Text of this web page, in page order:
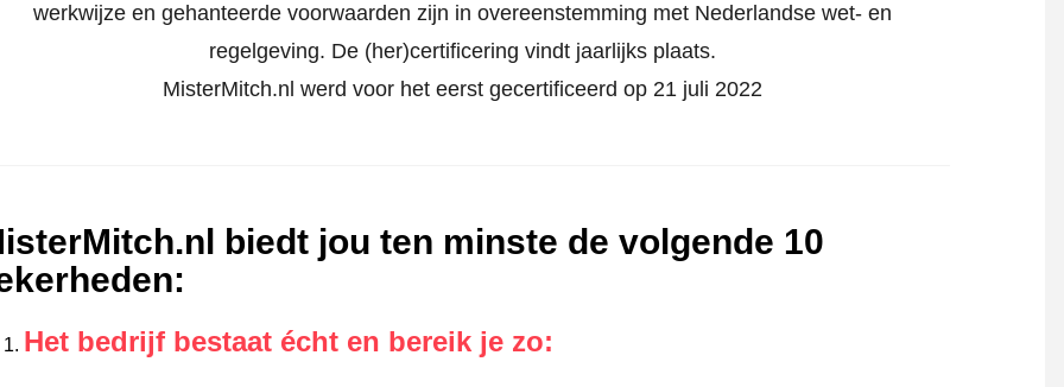
werkwijze en gehanteerde voorwaarden zijn in overeenstemming met Nederlandse wet- en
regelgeving. De (her)certificering vindt jaarlijks plaats.
MisterMitch.nl werd voor het eerst gecertificeerd op 21 juli 2022
biedt jou ten minste de volgende 10
:
Het bedrijf bestaat écht en bereik je zo: